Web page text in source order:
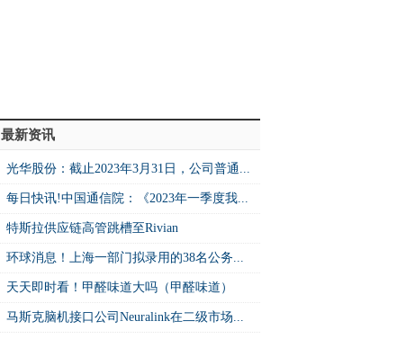
最新资讯
光华股份：截止2023年3月31日，公司普通...
每日快讯!中国通信院：《2023年一季度我...
特斯拉供应链高管跳槽至Rivian
环球消息！上海一部门拟录用的38名公务...
天天即时看！甲醛味道大吗（甲醛味道）
马斯克脑机接口公司Neuralink在二级市场...